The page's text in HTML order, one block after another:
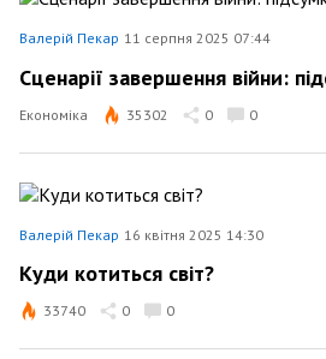
Валерій Пекар 11 серпня 2025 07:44
Сценарії завершення війни:
Економіка 35302 0 0
Валерій Пекар 16 квітня 2025 14:30
Куди котиться світ?
33740 0 0